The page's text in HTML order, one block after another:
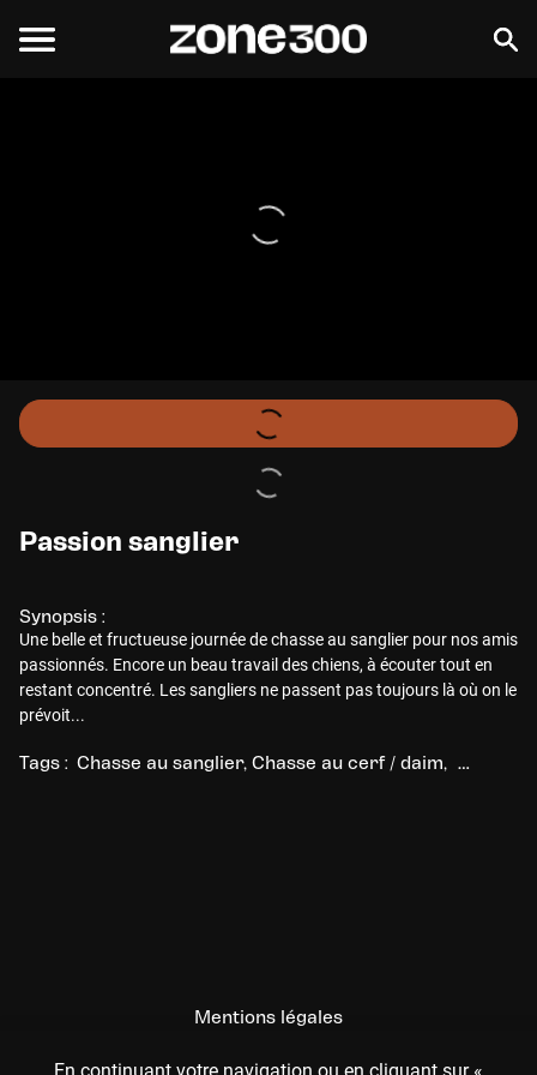
Passion sanglier
Synopsis :
Une belle et fructueuse journée de chasse au sanglier pour nos amis
passionnés. Encore un beau travail des chiens, à écouter tout en
restant concentré. Les sangliers ne passent pas toujours là où on le
prévoit...
Tags : Chasse au sanglier Chasse au cerf / daim Chasse
Mentions légales